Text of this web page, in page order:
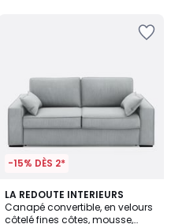
-15% DÈS 2*
LA REDOUTE INTERIEURS
Canapé convertible, en velours
côtelé fines côtes, mousse,
5
Couleurs